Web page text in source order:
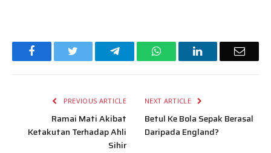
Facebook TelegramWhatsAppLinkedIn Email
PREVIOUS ARTICLE
Ramai Mati Akibat
Ketakutan Terhadap Ahli
Sihir
NEXT ARTICLE
Betul Ke Bola Sepak Berasal
Daripada England?